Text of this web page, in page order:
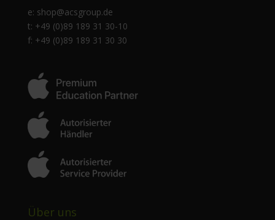
e: shop@acsgroup.de
t: +49 (0)89 189 31 30-10
f: +49 (0)89 189 31 30 30
Über uns